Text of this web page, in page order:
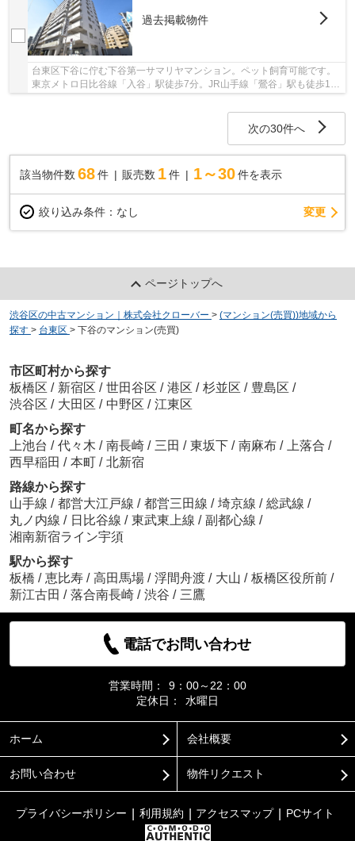
過去掲載物件
台東区下谷に佇む下谷第一サマリヤマンション。ペット飼育可能です。
東京メトロ日比谷線「入谷」駅徒歩7分。JR山手線「鶯谷」駅も徒歩15
次の30件へ
該当物件数 68件 販売数 1 件 1～30 件を表示
絞り込み条件： なし 変更
ページトップへ
渋谷区の中古マンション｜株式会社クローバー > (マンション(売買))地域から
探す > 台東区 > 下谷のマンション(売買)
市区町村から探す
板橋区 / 新宿区 / 世田谷区 / 港区 / 杉並区 / 豊島区 /
渋谷区 / 大田区 / 中野区 / 江東区
町名から探す
上池台 / 代々木 / 南長崎 / 三田 / 東坂下 / 南麻布 / 上落合 /
西早稲田 / 本町 / 北新宿
路線から探す
山手線 / 都営大江戸線 / 都営三田線 / 埼京線 / 総武線 /
丸ノ内線 / 日比谷線 / 東武東上線 / 副都心線 /
湘南新宿ライン宇須
駅から探す
板橋 / 恵比寿 / 高田馬場 / 浮間舟渡 / 大山 / 板橋区役所前 /
新江古田 / 落合南長崎 / 渋谷 / 三鷹
電話でお問い合わせ
営業時間：
9：00～22：00
定休日：
水曜日
ホーム 会社概要
お問い合わせ 物件リクエスト
プライバシーポリシー 利用規約 アクセスマップ PCサイト